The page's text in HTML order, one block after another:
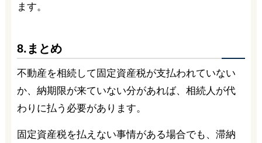
ます。
8.まとめ
不動産を相続して固定資産税が支払われていない
か、納期限が来ていない分があれば、相続人が代
わりに払う必要があります。
固定資産税を払えない事情がある場合でも、滞納